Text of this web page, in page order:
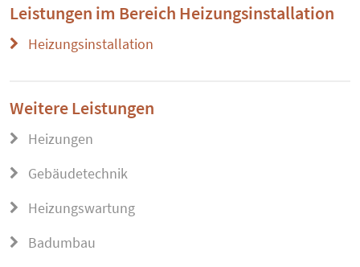
Leistungen im Bereich Heizungsinstallation
Heizungsinstallation
Weitere Leistungen
Heizungen
Gebäudetechnik
Heizungswartung
Badumbau